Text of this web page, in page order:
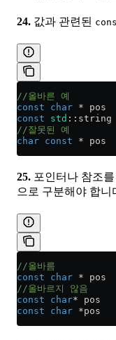
24. 값과 관련된
//올바른 예
const char * pos
const std ::string
//잘못된 예
char const * pos
25. 포인터나 참조
으로 구분해야 합니
//올바름
const char * pos
//올바르지 않음
const char* pos
const char *pos